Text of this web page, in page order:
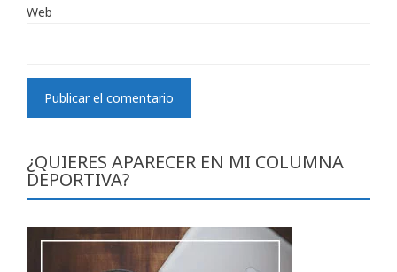
Web
¿QUIERES APARECER EN MI COLUMNA
DEPORTIVA?